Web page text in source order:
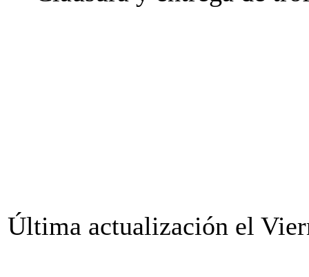
Última actualización el